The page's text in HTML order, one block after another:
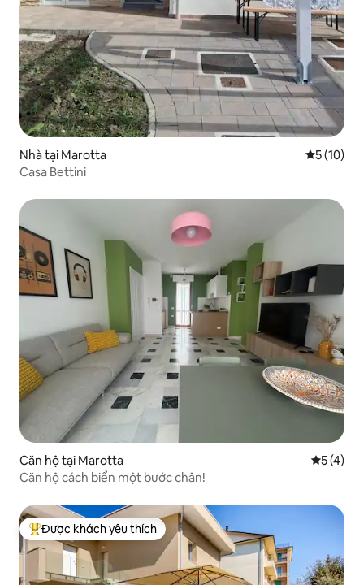
Nhà tại Marotta Xếp hạng
5 (10)
Casa Bettini
Căn hộ tại Marotta Xếp5 (4)
Căn hộ cách biển một bước chân!
Được khách yêu thích nhất
Được khách yêu thích